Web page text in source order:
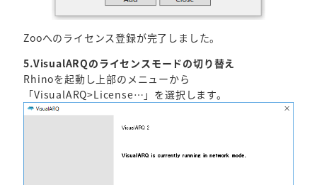
Zooへのライセンス登録が完了しました。
5.VisualARQのライセンスモードの切り替え
Rhinoを起動し上部のメニューから
「VisualARQ>License…」を選択します。